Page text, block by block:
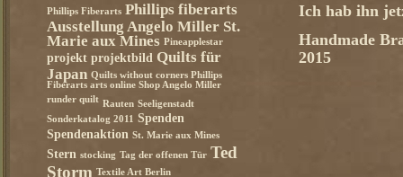
Phillips Fiberarts Phillips fiberarts
Ausstellung Angelo Miller St.
Marie aux Mines Pineapplestar
projekt projektbild Quilts für
Japan Quilts without corners Phillips
Fiberarts arts online Shop Angelo Miller
runder quilt Rauten Seeligenstadt
Sonderkatalog 2011 Spenden
Spendenaktion St. Marie aux Mines
Stern stocking Tag der offenen Tür Ted
Storm Textile Art Berlin
Ich hab ihn
Handmade
2015